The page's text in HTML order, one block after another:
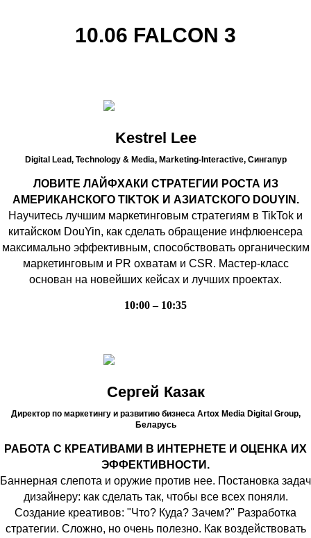
10.06 FALCON 3
Kestrel Lee
Digital Lead, Technology & Media, Marketing-Interactive, Сингапур
ЛОВИТЕ ЛАЙФХАКИ СТРАТЕГИИ РОСТА ИЗ
АМЕРИКАНСКОГО TIKTOK И АЗИАТСКОГО DOUYIN.
Научитесь лучшим маркетинговым стратегиям в TikTok и
китайском DouYin, как сделать обращение инфлюенсера
максимально эффективным, способствовать органическим
маркетинговым и PR охватам и CSR. Мастер-класс
основан на новейших кейсах и лучших проектах.
10:00 – 10:35
Сергей Казак
Директор по маркетингу и развитию бизнеса Artox Media Digital Group,
Беларусь
РАБОТА С КРЕАТИВАМИ В ИНТЕРНЕТЕ И ОЦЕНКА ИХ
ЭФФЕКТИВНОСТИ.
Баннерная слепота и оружие против нее. Постановка задач
дизайнеру: как сделать так, чтобы все всех поняли.
Создание креативов: "Что? Куда? Зачем?" Разработка
стратегии. Сложно, но очень полезно. Как воздействовать